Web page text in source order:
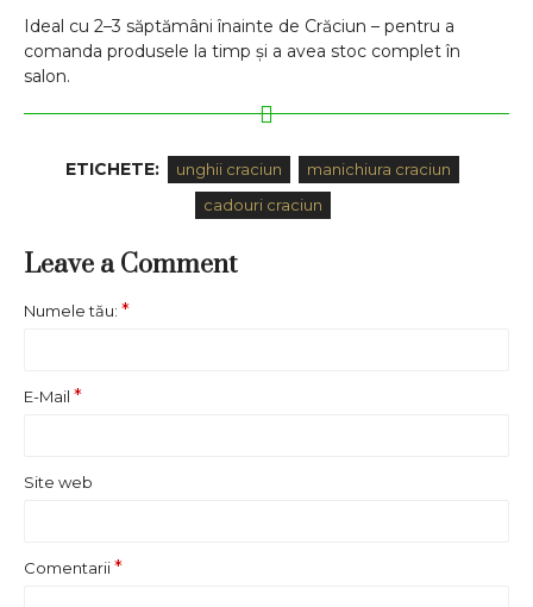
Ideal cu 2–3 săptămâni înainte de Crăciun – pentru a
comanda produsele la timp și a avea stoc complet în
salon.
ETICHETE: unghii craciun
manichiura craciun
cadouri craciun
Leave a Comment
Numele tău:
E-Mail
Site web
Comentarii